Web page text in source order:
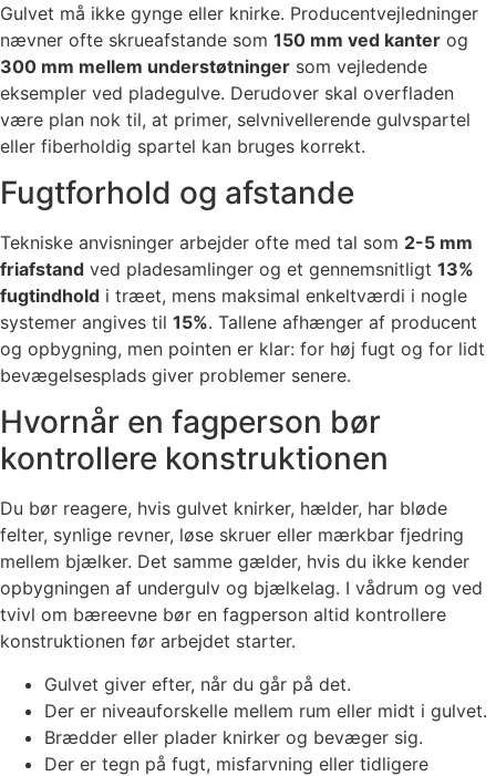
Gulvet må ikke gynge eller knirke. Producentvejledninger
nævner ofte skrueafstande som 150 mm ved kanter og
300 mm mellem understøtninger som vejledende
eksempler ved pladegulve. Derudover skal overfladen
være plan nok til, at primer, selvnivellerende gulvspartel
eller fiberholdig spartel kan bruges korrekt.
Fugtforhold og afstande
Tekniske anvisninger arbejder ofte med tal som 2-5 mm
friafstand ved pladesamlinger og et gennemsnitligt 13%
fugtindhold i træet, mens maksimal enkeltværdi i nogle
systemer angives til 15%. Tallene afhænger af producent
og opbygning, men pointen er klar: for høj fugt og for lidt
bevægelsesplads giver problemer senere.
Hvornår en fagperson bør
kontrollere konstruktionen
Du bør reagere, hvis gulvet knirker, hælder, har bløde
felter, synlige revner, løse skruer eller mærkbar fjedring
mellem bjælker. Det samme gælder, hvis du ikke kender
opbygningen af undergulv og bjælkelag. I vådrum og ved
tvivl om bæreevne bør en fagperson altid kontrollere
konstruktionen før arbejdet starter.
Gulvet giver efter, når du går på det.
Der er niveauforskelle mellem rum eller midt i gulvet.
Brædder eller plader knirker og bevæger sig.
Der er tegn på fugt, misfarvning eller tidligere